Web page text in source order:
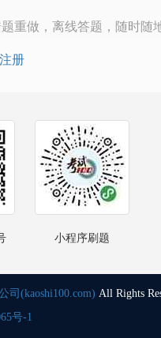
重做，离线答题，随时随
注册
小程序刷题
司(kaoshi100.com) All Rights
号-1